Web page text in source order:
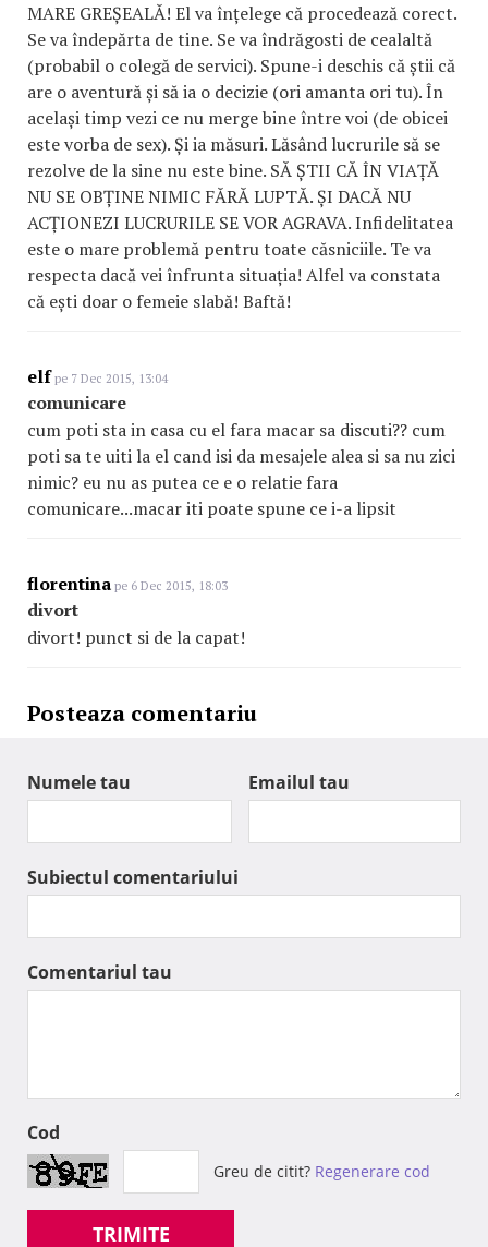
MARE GREȘEALĂ! El va înțelege că procedează corect.
Se va îndepărta de tine. Se va îndrăgosti de cealaltă
(probabil o colegă de servici). Spune-i deschis că știi că
are o aventură și să ia o decizie (ori amanta ori tu). În
același timp vezi ce nu merge bine între voi (de obicei
este vorba de sex). Și ia măsuri. Lăsând lucrurile să se
rezolve de la sine nu este bine. SĂ ȘTII CĂ ÎN VIAȚĂ
NU SE OBȚINE NIMIC FĂRĂ LUPTĂ. ȘI DACĂ NU
ACȚIONEZI LUCRURILE SE VOR AGRAVA. Infidelitatea
este o mare problemă pentru toate căsniciile. Te va
respecta dacă vei înfrunta situația! Alfel va constata
că ești doar o femeie slabă! Baftă!
elf pe 7 Dec 2015, 13:04
comunicare
cum poti sta in casa cu el fara macar sa discuti?? cum
poti sa te uiti la el cand isi da mesajele alea si sa nu zici
nimic? eu nu as putea ce e o relatie fara
comunicare...macar iti poate spune ce i-a lipsit
florentina pe 6 Dec 2015, 18:03
divort
divort! punct si de la capat!
Posteaza comentariu
Numele tau Emailul tau
Subiectul comentariului
Comentariul tau
Cod
Greu de citit? Regenerare cod
TRIMITE